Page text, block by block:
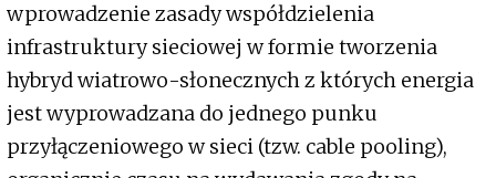
wprowadzenie zasady współdzielenia
infrastruktury sieciowej w formie tworzenia
hybryd wiatrowo-słonecznych z których energia
jest wyprowadzana do jednego punku
przyłączeniowego w sieci (tzw. cable pooling),